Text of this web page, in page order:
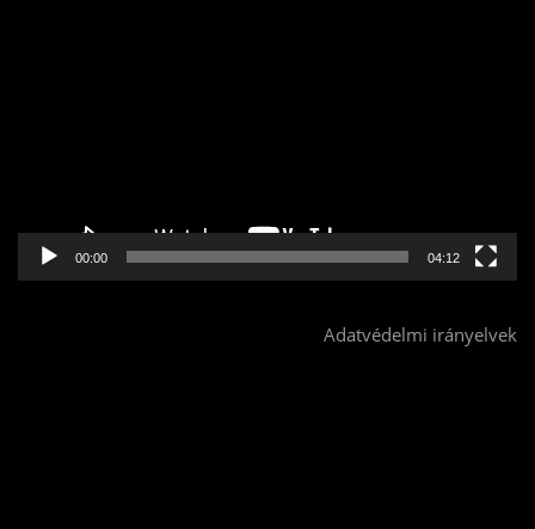
00:00 04:12
Adatvédelmi irányelvek